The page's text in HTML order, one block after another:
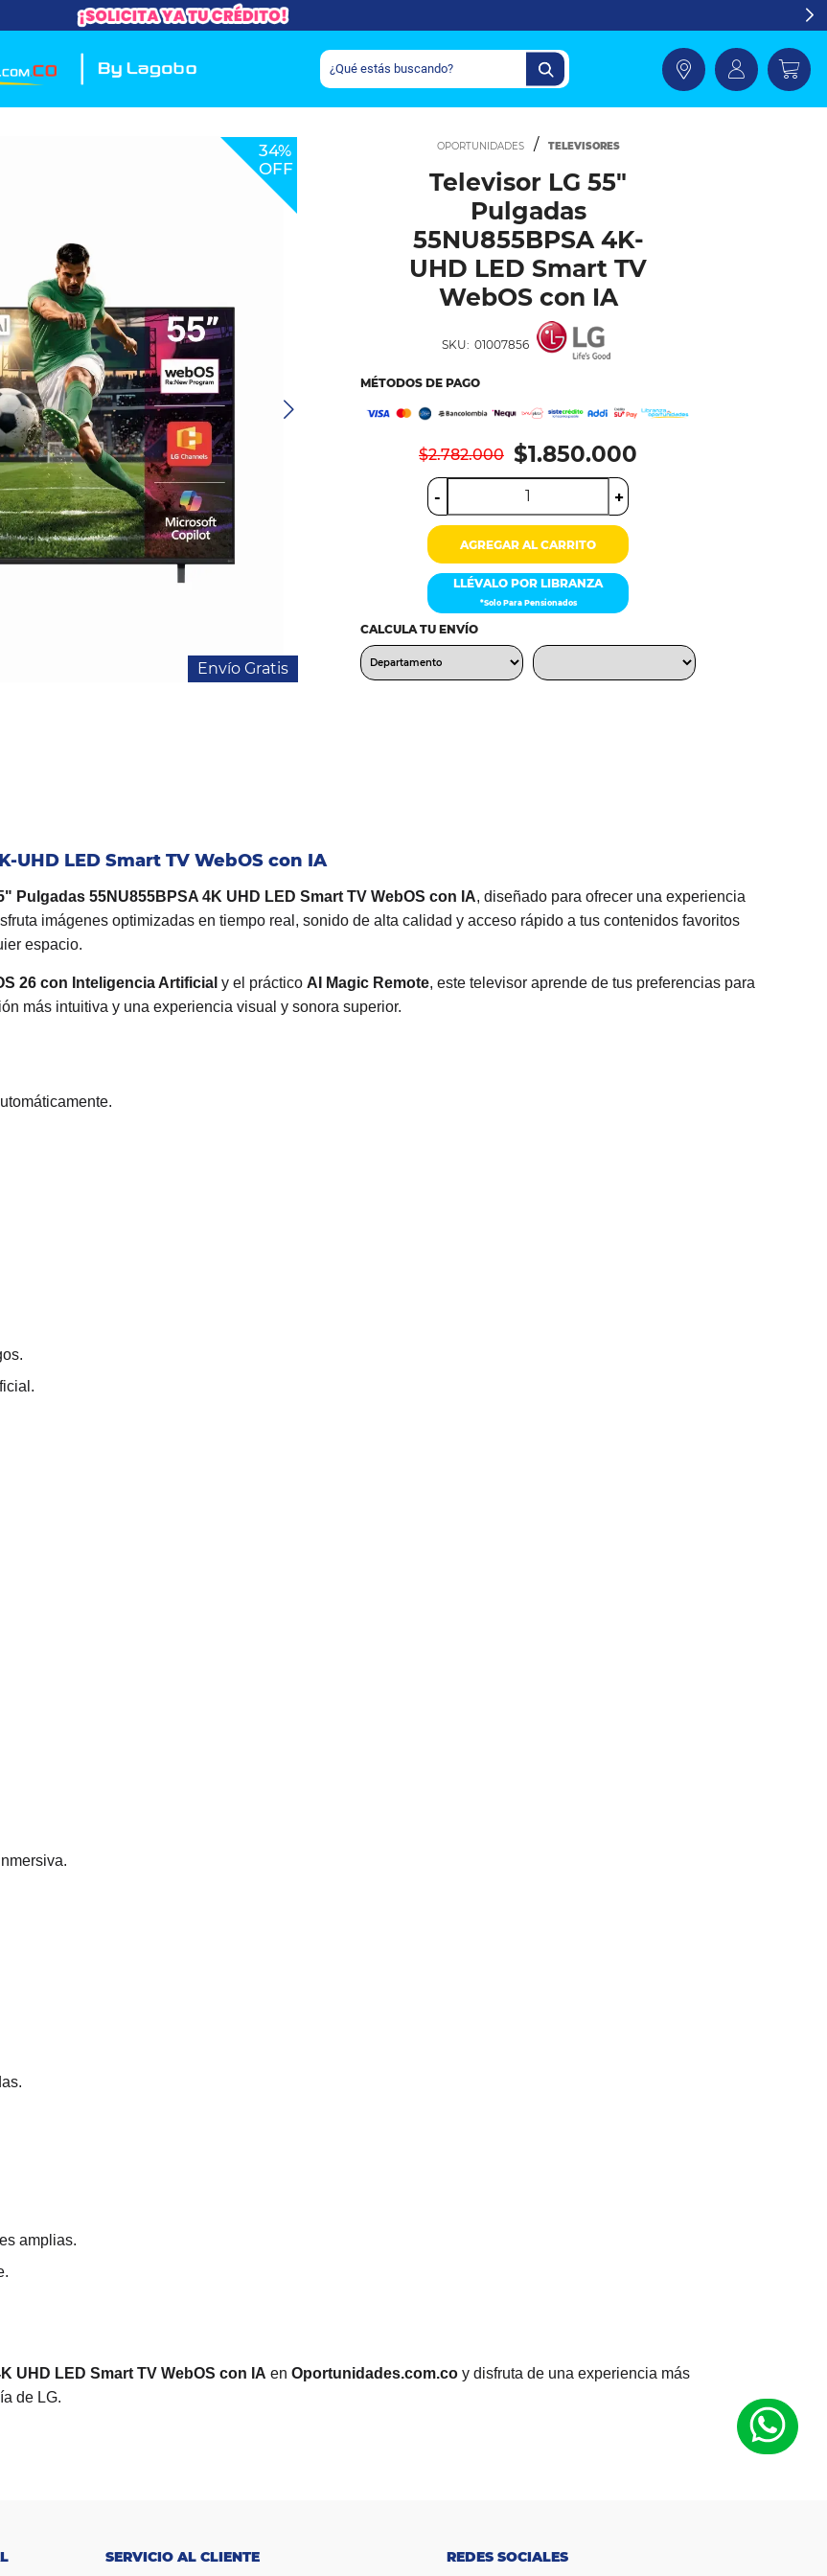
34%
OFF
Envío Gratis
TELEVISORES
Televisor LG 55"
Pulgadas
55NU855BPSA 4K-
UHD LED Smart TV
WebOS con IA
SKU: 01007856
MÉTODOS DE PAGO
$2.782.000 $1.850.000
- +
AGREGAR AL CARRITO
LLÉVALO POR LIBRANZA
*Solo Para Pensionados
CALCULA TU ENVÍO
UHD LED Smart TV WebOS con IA
Pulgadas 55NU855BPSA 4K UHD LED Smart TV WebOS con IA, diseñado para ofrecer una experiencia
imágenes optimizadas en tiempo real, sonido de alta calidad y acceso rápido a tus contenidos favoritos
espacio.
26 con Inteligencia Artificial y el práctico AI Magic Remote, este televisor aprende de tus preferencias para
más intuitiva y una experiencia visual y sonora superior.
amplias.
UHD LED Smart TV WebOS con IA en Oportunidades.com.co y disfruta de una experiencia más
de LG.
SERVICIO AL CLIENTE REDES SOCIALES